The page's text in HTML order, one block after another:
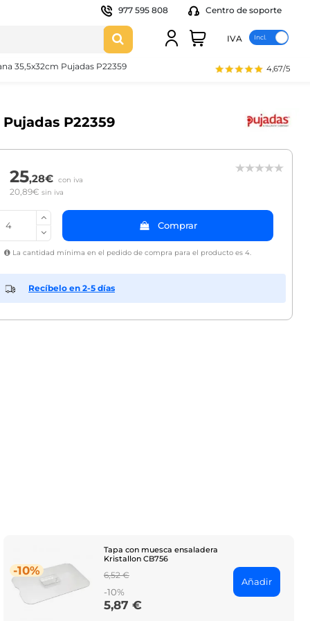
977 595 808 Centro de soporte
IVA
4,67/5
35,5x32cm Pujadas P22359
P22359
25,28€ con iva
20,89€ sin iva
Comprar
La cantidad mínima en el pedido de compra para el producto es 4.
Recíbelo en 2-5 días
-10%
Tapa con muesca ensaladera
Kristallon CB756
Regular
price
6,52 €
-10%
Price
5,87 €
Añadir